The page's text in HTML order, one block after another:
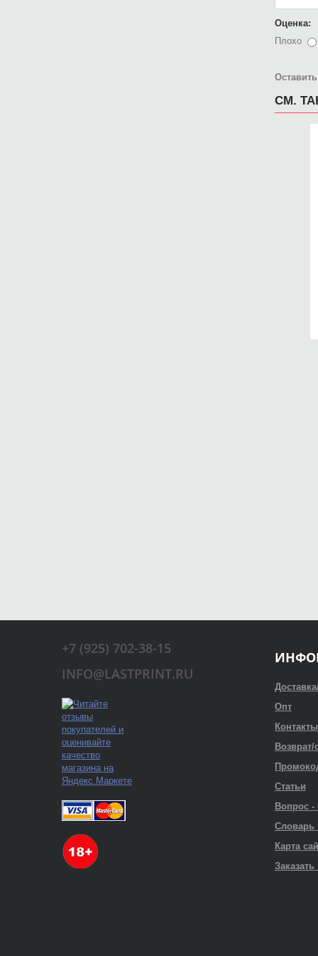
Оценка:
Плохо
СМ.
+7 (925) 702-38-15
INFO@LASTPRINT.RU
Опт
Контакты
Статьи
Вопрос -
Словарь
Карта